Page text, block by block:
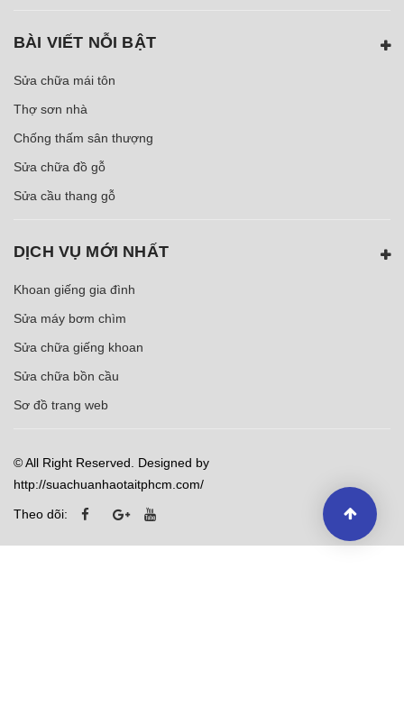
BÀI VIẾT NỖI BẬT
Sửa chữa mái tôn
Thợ sơn nhà
Chống thấm sân thượng
Sửa chữa đồ gỗ
Sửa cầu thang gỗ
DỊCH VỤ MỚI NHẤT
Khoan giếng gia đình
Sửa máy bơm chìm
Sửa chữa giếng khoan
Sửa chữa bồn cầu
Sơ đồ trang web
© All Right Reserved. Designed by
http://suachuanhaotaitphcm.com/
Theo dõi: